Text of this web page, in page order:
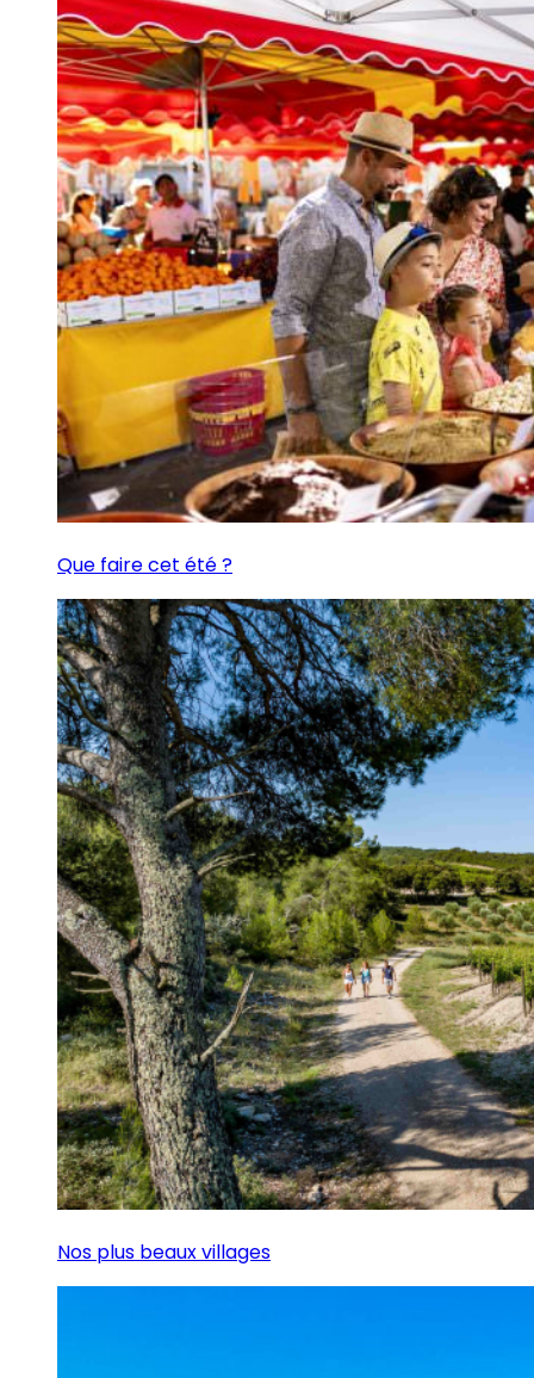
Que faire cet été ?
Nos plus beaux villages